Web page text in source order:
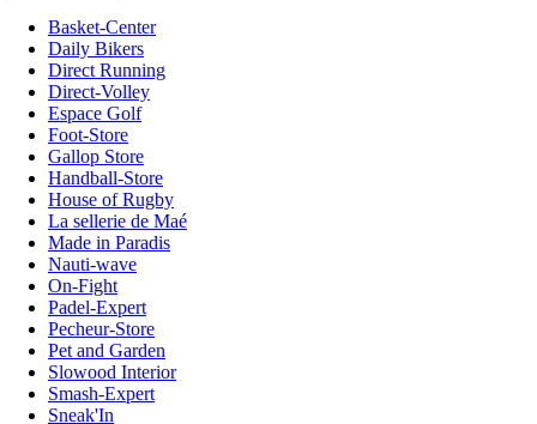
Basket-Center
Daily Bikers
Direct Running
Direct-Volley
Espace Golf
Foot-Store
Gallop Store
Handball-Store
House of Rugby
La sellerie de Maé
Made in Paradis
Nauti-wave
On-Fight
Padel-Expert
Pecheur-Store
Pet and Garden
Slowood Interior
Smash-Expert
Sneak'In